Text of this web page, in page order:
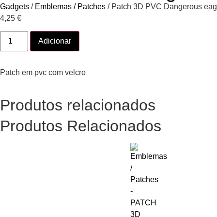
Gadgets / Emblemas / Patches / Patch 3D PVC Dangerous
4,25 €
Adicionar
Patch em pvc com velcro
Produtos relacionados
Produtos Relacionados